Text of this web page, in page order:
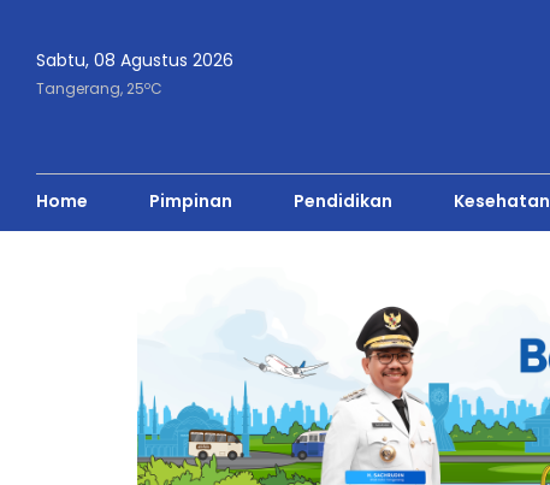
Sabtu, 08 Agustus 2026
Tangerang, 25oC
Home Pimpinan Pendidikan Kesehatan